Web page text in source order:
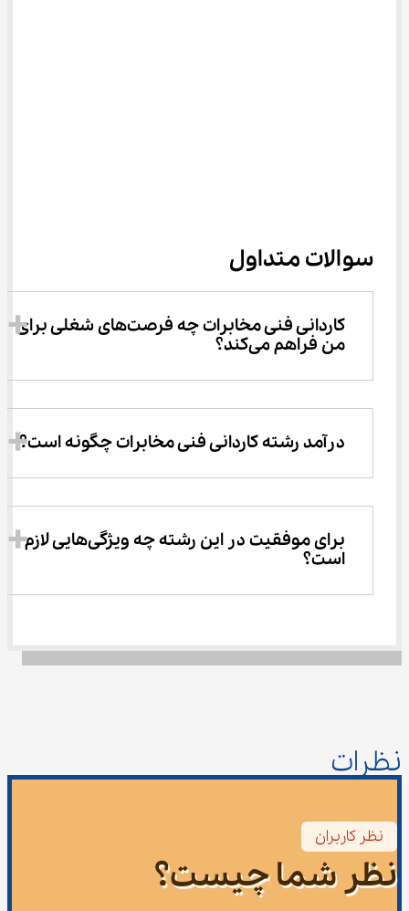
سوالات متداول
کاردانی فنی مخابرات چه فرصت‌های شغلی برای
من فراهم می‌کند؟
درآمد رشته کاردانی فنی مخابرات چگونه است؟
برای موفقیت در این رشته چه ویژگی‌هایی لازم
است؟
نظرات
نظر کاربران
نظر شما چیست؟